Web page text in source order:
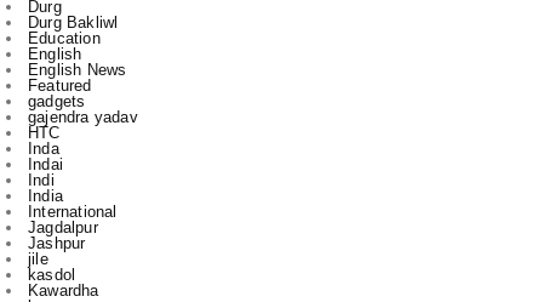
Durg
Durg Bakliwl
Education
English
English News
Featured
gadgets
gajendra yadav
HTC
Inda
Indai
Indi
India
International
Jagdalpur
Jashpur
jile
kasdol
Kawardha